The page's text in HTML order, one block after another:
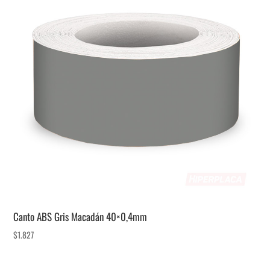
Canto ABS Gris Macadán 40×0,4mm
$1.827